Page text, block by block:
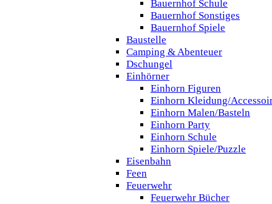
Bauernhof Schule
Bauernhof Sonstiges
Bauernhof Spiele
Baustelle
Camping & Abenteuer
Dschungel
Einhörner
Einhorn Figuren
Einhorn Kleidung/
Einhorn Malen/Basteln
Einhorn Party
Einhorn Schule
Einhorn Spiele/Puzzle
Eisenbahn
Feen
Feuerwehr
Feuerwehr Bücher